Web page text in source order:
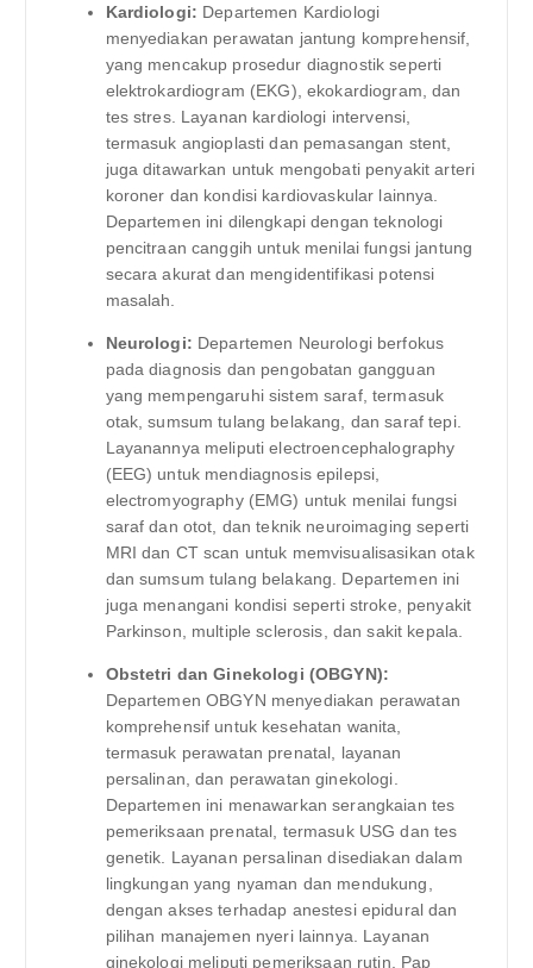
Kardiologi: Departemen Kardiologi
menyediakan perawatan jantung komprehensif,
yang mencakup prosedur diagnostik seperti
elektrokardiogram (EKG), ekokardiogram, dan
tes stres. Layanan kardiologi intervensi,
termasuk angioplasti dan pemasangan stent,
juga ditawarkan untuk mengobati penyakit arteri
koroner dan kondisi kardiovaskular lainnya.
Departemen ini dilengkapi dengan teknologi
pencitraan canggih untuk menilai fungsi jantung
secara akurat dan mengidentifikasi potensi
masalah.
Neurologi: Departemen Neurologi berfokus
pada diagnosis dan pengobatan gangguan
yang mempengaruhi sistem saraf, termasuk
otak, sumsum tulang belakang, dan saraf tepi.
Layanannya meliputi electroencephalography
(EEG) untuk mendiagnosis epilepsi,
electromyography (EMG) untuk menilai fungsi
saraf dan otot, dan teknik neuroimaging seperti
MRI dan CT scan untuk memvisualisasikan otak
dan sumsum tulang belakang. Departemen ini
juga menangani kondisi seperti stroke, penyakit
Parkinson, multiple sclerosis, dan sakit kepala.
Obstetri dan Ginekologi (OBGYN):
Departemen OBGYN menyediakan perawatan
komprehensif untuk kesehatan wanita,
termasuk perawatan prenatal, layanan
persalinan, dan perawatan ginekologi.
Departemen ini menawarkan serangkaian tes
pemeriksaan prenatal, termasuk USG dan tes
genetik. Layanan persalinan disediakan dalam
lingkungan yang nyaman dan mendukung,
dengan akses terhadap anestesi epidural dan
pilihan manajemen nyeri lainnya. Layanan
ginekologi meliputi pemeriksaan rutin, Pap